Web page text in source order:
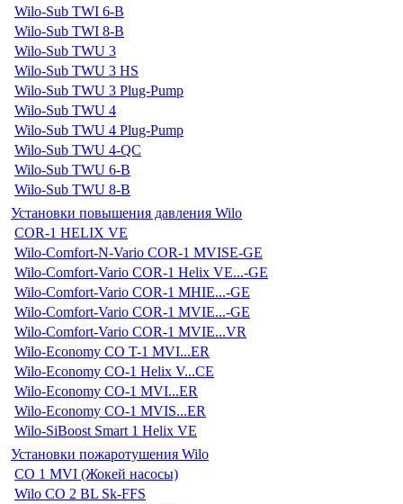
Wilo-Sub TWI 6-B
Wilo-Sub TWI 8-B
Wilo-Sub TWU 3
Wilo-Sub TWU 3 HS
Wilo-Sub TWU 3 Plug-Pump
Wilo-Sub TWU 4
Wilo-Sub TWU 4 Plug-Pump
Wilo-Sub TWU 4-QC
Wilo-Sub TWU 6-B
Wilo-Sub TWU 8-B
Установки повышения давления Wilo
COR-1 HELIX VE
Wilo-Comfort-N-Vario COR-1 MVISE-GE
Wilo-Comfort-Vario COR-1 Helix VE...-GE
Wilo-Comfort-Vario COR-1 MHIE...-GE
Wilo-Comfort-Vario COR-1 MVIE...-GE
Wilo-Comfort-Vario COR-1 MVIE...VR
Wilo-Economy CO T-1 MVI...ER
Wilo-Economy CO-1 Helix V...CE
Wilo-Economy CO-1 MVI...ER
Wilo-Economy CO-1 MVIS...ER
Wilo-SiBoost Smart 1 Helix VE
Установки пожаротушения Wilo
CO 1 MVI (Жокей насосы)
Wilo CO 2 BL Sk-FFS